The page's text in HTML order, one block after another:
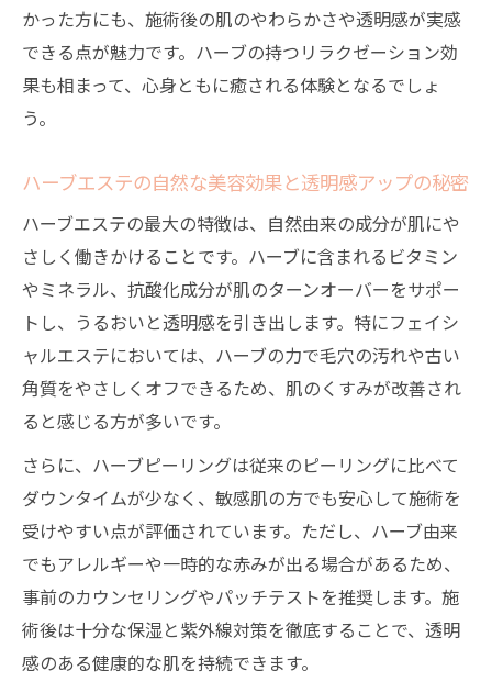
敏感肌の方も安心なハーブエステの秘密
エステ選びで注目したい敏感肌対応ハーブ
施術ポイント
ハーブエステで敏感肌が得られるやさしい
ケアとは
エステでハーブを選ぶ際の安全性と注意点
について
敏感肌向けエステで人気のハーブトリート
メント事例
ハーブピーリングのメリットと注意点を解説
メリット
ハーブピーリング施術時に気を付けたい注
意点を紹介
エステでのハーブピーリングが支持される
理由
ハーブピーリングの副作用リスクとエステ
かった方にも、施術後の肌のやわらかさや透明感が実感
できる点が魅力です。ハーブの持つリラクゼーション効
果も相まって、心身ともに癒される体験となるでしょ
う。
ハーブエステの自然な美容効果と透明感アップの秘密
ハーブエステの最大の特徴は、自然由来の成分が肌にや
さしく働きかけることです。ハーブに含まれるビタミン
やミネラル、抗酸化成分が肌のターンオーバーをサポー
トし、うるおいと透明感を引き出します。特にフェイシ
ャルエステにおいては、ハーブの力で毛穴の汚れや古い
角質をやさしくオフできるため、肌のくすみが改善され
ると感じる方が多いです。
さらに、ハーブピーリングは従来のピーリングに比べて
ダウンタイムが少なく、敏感肌の方でも安心して施術を
受けやすい点が評価されています。ただし、ハーブ由来
でもアレルギーや一時的な赤みが出る場合があるため、
事前のカウンセリングやパッチテストを推奨します。施
術後は十分な保湿と紫外線対策を徹底することで、透明
感のある健康的な肌を持続できます。